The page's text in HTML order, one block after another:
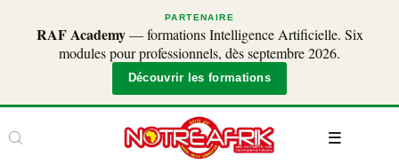
PARTENAIRE
RAF Academy— formations Intelligence Artificielle. Six
modules pour professionnels, dès septembre 2026.
Découvrir les formations